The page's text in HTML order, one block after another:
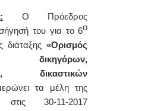
:
Ο Πρόεδρος
του για το 6ο
διάταξης«Ορισμός
δικηγόρων,
δικαστικών
τα μέλη της
30-11-2017